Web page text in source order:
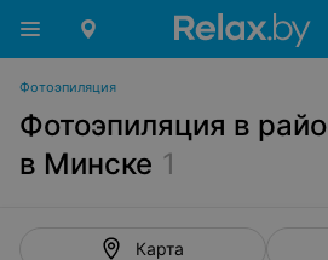
Фотоэпиляция
Фотоэпиляция в
в Минске 1
Карта